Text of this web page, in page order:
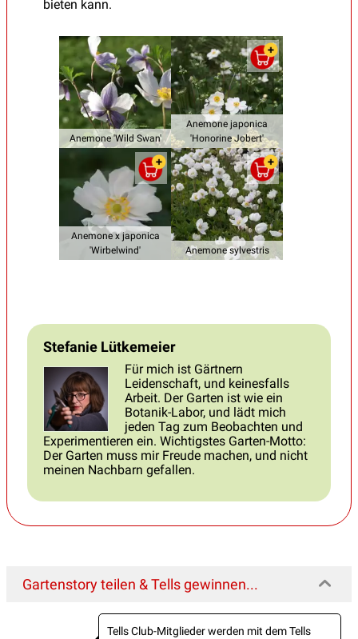
bieten kann.
Anemone 'Wild Swan'
Anemone japonica
'Honorine Jobert'
Anemone x japonica
'Wirbelwind'
Anemone sylvestris
Stefanie Lütkemeier
Für mich ist Gärtnern
Leidenschaft, und keinesfalls
Arbeit. Der Garten ist wie ein
Botanik-Labor, und lädt mich
jeden Tag zum Beobachten und
Experimentieren ein. Wichtigstes Garten-Motto:
Der Garten muss mir Freude machen, und nicht
meinen Nachbarn gefallen.
Gartenstory teilen & Tells gewinnen...
Tells Club-Mitglieder werden mit dem Tells